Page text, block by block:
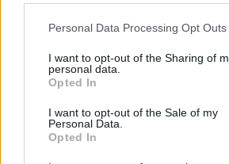
Personal Data Processing Opt Outs
I want to opt-out of the Sharing of
personal data.
Opted In
I want to opt-out of the Sale of my
Personal Data.
Opted In
utjecaj u skladu s novim
Šmit je za Süddeutsche Zeitung
odluku o odlasku donio “teška
se nada kako će mjere koje je,
drugim organizacijama, pokrenuo